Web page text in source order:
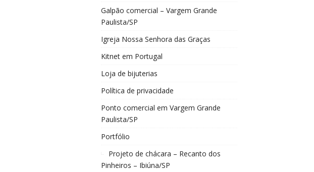
Galpão comercial – Vargem Grande
Paulista/SP
Igreja Nossa Senhora das Graças
Kitnet em Portugal
Loja de bijuterias
Política de privacidade
Ponto comercial em Vargem Grande
Paulista/SP
Portfólio
Projeto de chácara – Recanto dos
Pinheiros – Ibiúna/SP